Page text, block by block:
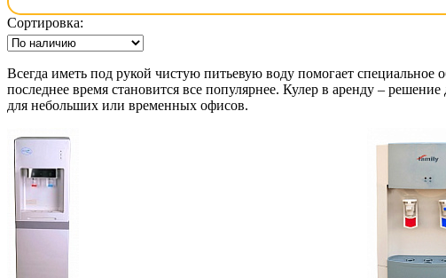
Сортировка:
Всегда иметь под рукой чистую питьевую воду помогает специальное
последнее время становится все популярнее. Кулер в аренду –
для небольших или временных офисов.